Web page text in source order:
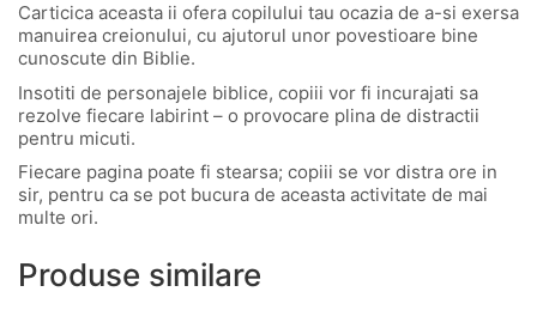
Carticica aceasta ii ofera copilului tau ocazia de a-si exersa
manuirea creionului, cu ajutorul unor povestioare bine
cunoscute din Biblie.
Insotiti de personajele biblice, copiii vor fi incurajati sa
rezolve fiecare labirint – o provocare plina de distractii
pentru micuti.
Fiecare pagina poate fi stearsa; copiii se vor distra ore in
sir, pentru ca se pot bucura de aceasta activitate de mai
multe ori.
Produse similare